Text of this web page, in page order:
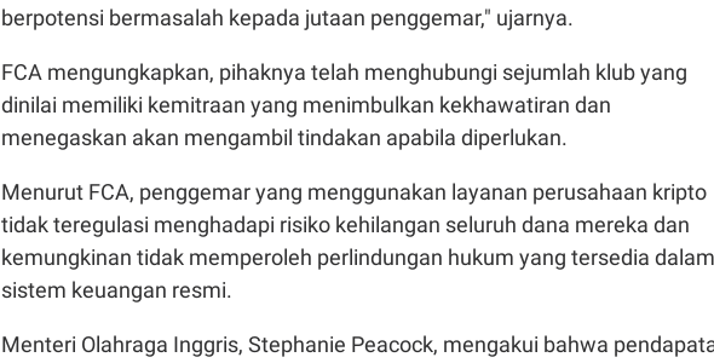
berpotensi bermasalah kepada jutaan penggemar," ujarnya.
FCA mengungkapkan, pihaknya telah menghubungi sejumlah klub yang
dinilai memiliki kemitraan yang menimbulkan kekhawatiran dan
menegaskan akan mengambil tindakan apabila diperlukan.
Menurut FCA, penggemar yang menggunakan layanan perusahaan kripto
tidak teregulasi menghadapi risiko kehilangan seluruh dana mereka dan
kemungkinan tidak memperoleh perlindungan hukum yang tersedia dalam
sistem keuangan resmi.
Menteri Olahraga Inggris, Stephanie Peacock, mengakui bahwa